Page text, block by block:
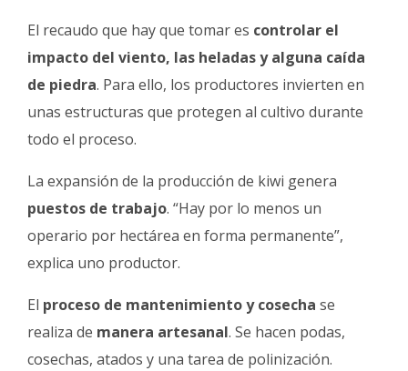
El recaudo que hay que tomar es controlar el
impacto del viento, las heladas y alguna caída
de piedra. Para ello, los productores invierten en
unas estructuras que protegen al cultivo durante
todo el proceso.
La expansión de la producción de kiwi genera
puestos de trabajo. “Hay por lo menos un
operario por hectárea en forma permanente”,
explica uno productor.
El proceso de mantenimiento y cosecha se
realiza de manera artesanal. Se hacen podas,
cosechas, atados y una tarea de polinización.